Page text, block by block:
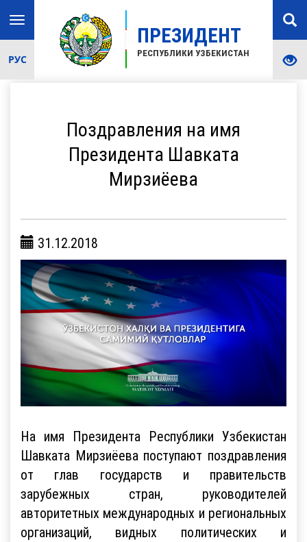
ПРЕЗИДЕНТ
РЕСПУБЛИКИ УЗБЕКИСТАН
Toggle
navigation
РУС
Поздравления на имя
Президента Шавката
Мирзиёева
31.12.2018
На имя Президента Республики Узбекистан
Шавката Мирзиёева поступают поздравления
от глав государств и правительств
зарубежных стран, руководителей
авторитетных международных и региональных
организаций, видных политических и